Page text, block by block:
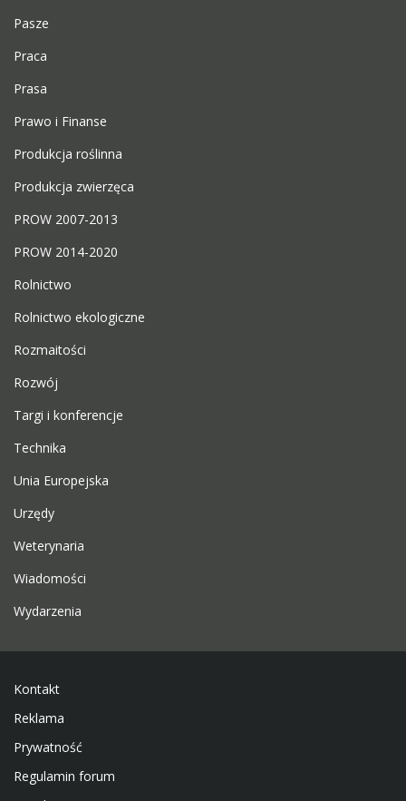
Pasze
Praca
Prasa
Prawo i Finanse
Produkcja roślinna
Produkcja zwierzęca
PROW 2007-2013
PROW 2014-2020
Rolnictwo
Rolnictwo ekologiczne
Rozmaitości
Rozwój
Targi i konferencje
Technika
Unia Europejska
Urzędy
Weterynaria
Wiadomości
Wydarzenia
Kontakt
Reklama
Prywatność
Regulamin forum